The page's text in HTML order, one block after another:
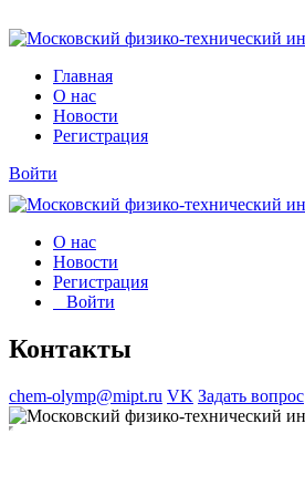
Главная
О нас
Новости
Регистрация
Войти
О нас
Новости
Регистрация
Войти
Контакты
chem-olymp@mipt.ru VK Задать вопрос